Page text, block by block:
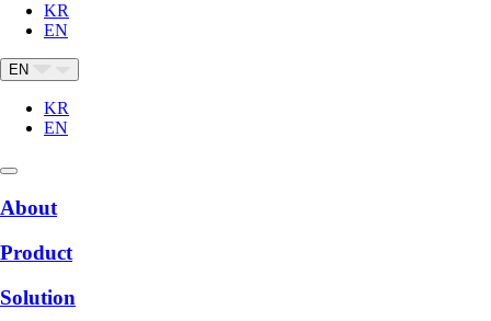
KR
EN
EN
KR
EN
About
Product
Solution